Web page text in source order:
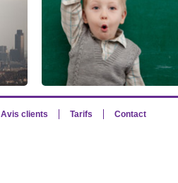
Avis clients Tarifs Contact